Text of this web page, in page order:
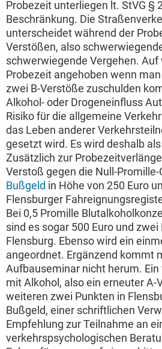
Probezeit unterliegen lt. StVG §
Beschränkung. Die
unterscheidet während der
Verstößen, also
schwerwiegende Vergehen. Auf
Probezeit angehoben wenn
zwei B-Verstöße zuschulden
Alkohol- oder Drogeneinfluss
Risiko für die allgemeine
das Leben anderer
gesetzt wird. Es wird deshalb
Zusätzlich zur
Verstoß gegen die Null-
Bußgeld in Höhe von 250 Euro
Flensburger
Bei 0,5 Promille
sind es sogar 500 Euro und
Flensburg. Ebenso wird ein
angeordnet. Ergänzend kommt
Aufbauseminar nicht herum.
mit Alkohol, also ein erneuter A-
weiteren zwei Punkten in
Bußgeld, einer schriftlichen
Empfehlung zur Teilnahme an
verkehrspsychologischen